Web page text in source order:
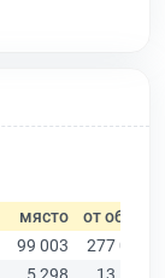
място от общо
99 003
277 019